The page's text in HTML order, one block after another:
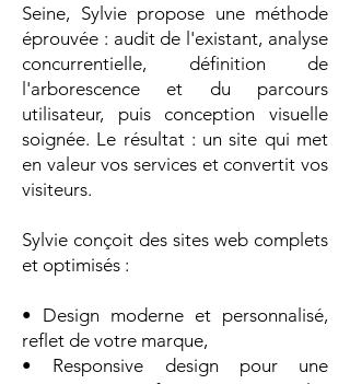
Seine, Sylvie propose une méthode
éprouvée : audit de l'existant, analyse
concurrentielle, définition de
l'arborescence et du parcours
utilisateur, puis conception visuelle
soignée. Le résultat : un site qui met
en valeur vos services et convertit vos
visiteurs.
Sylvie conçoit des sites web complets
et optimisés :
• Design moderne et personnalisé,
reflet de votre marque,
• Responsive design pour une